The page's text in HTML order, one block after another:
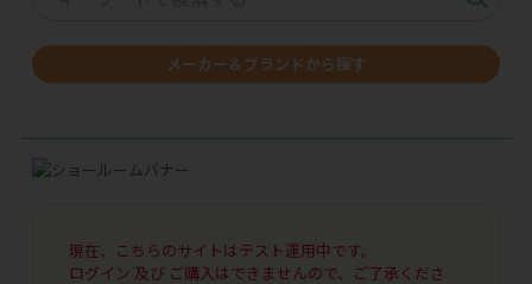
メーカー＆ブランドから探す
現在、こちらのサイトはテスト運用中です。
ログイン 及び ご購入はできませんので、ご了承くださ